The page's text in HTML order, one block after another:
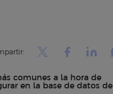
comunes a la hora de
en la base de datos de